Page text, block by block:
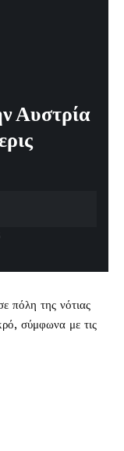
Αυστρία
πόλη της νότιας
σύμφωνα με τις